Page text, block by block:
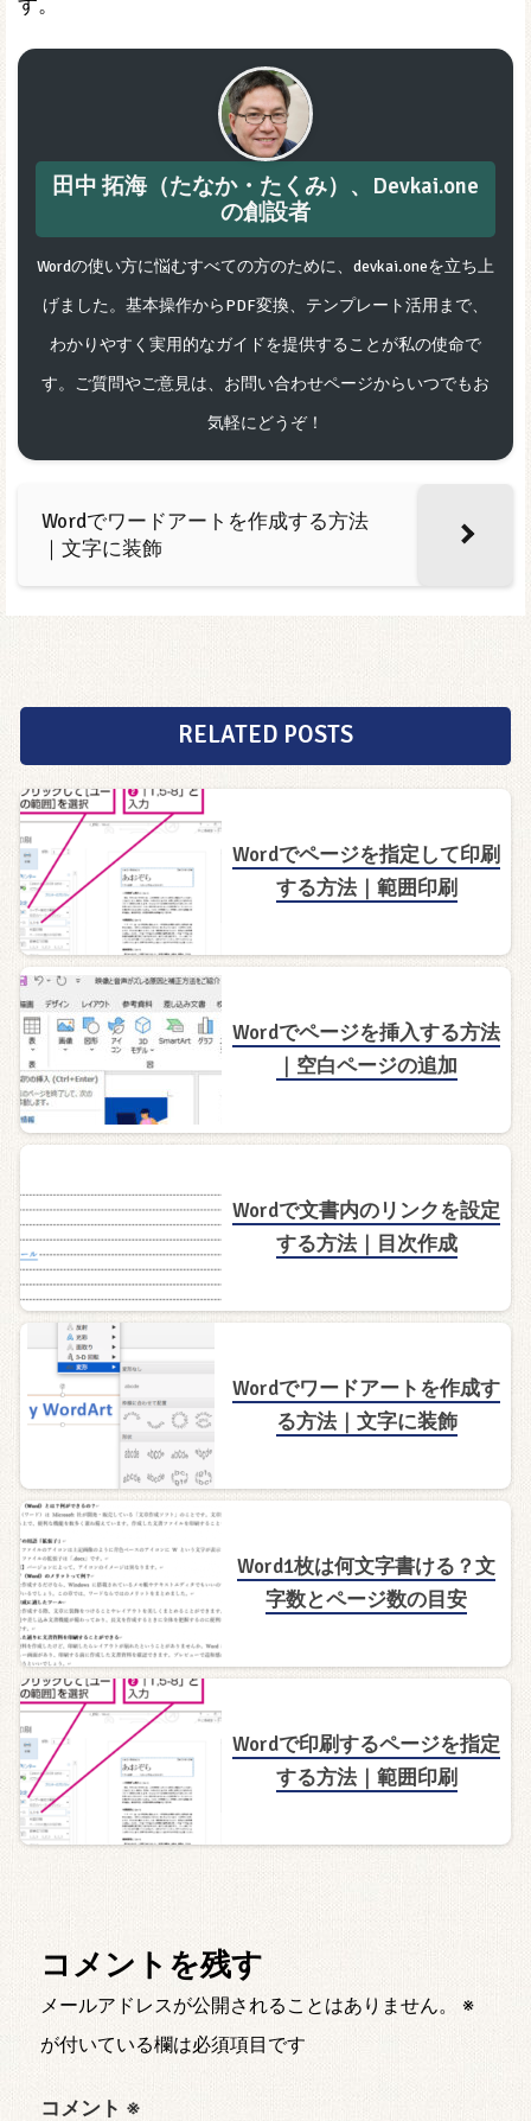
田中 拓海（たなか・たくみ）、Devkai.one
の創設者
Wordの使い方に悩むすべての方のために、devkai.oneを立ち上
げました。基本操作からPDF変換、テンプレート活用まで、
わかりやすく実用的なガイドを提供することが私の使命で
す。ご質問やご意見は、お問い合わせページからいつでもお
気軽にどうぞ！
Wordでワードアートを作成する方法
｜文字に装飾
RELATED POSTS
Wordでページを指定して印刷
する方法｜範囲印刷
Wordでページを挿入する方法
｜空白ページの追加
Wordで文書内のリンクを設定
する方法｜目次作成
Wordでワードアートを作成す
る方法｜文字に装飾
Word1枚は何文字書ける？文
字数とページ数の目安
Wordで印刷するページを指定
する方法｜範囲印刷
コメントを残す
メールアドレスが公開されることはありません。
※
が付いている欄は必須項目です
コメント ※